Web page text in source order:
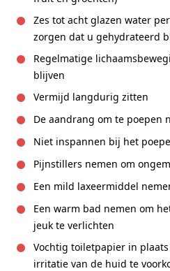
Zes tot acht glazen water
zorgen dat u gehydrateerd
Regelmatige
blijven
Vermijd langdurig zitten
De aandrang om te poepen
Niet inspannen bij het
Pijnstillers nemen om
Een mild laxeermiddel
Een warm bad nemen om
jeuk te verlichten
Vochtig toiletpapier in
irritatie van de huid te